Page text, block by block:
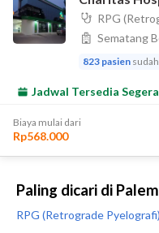
Paling dicari di
RPG (Retrograde